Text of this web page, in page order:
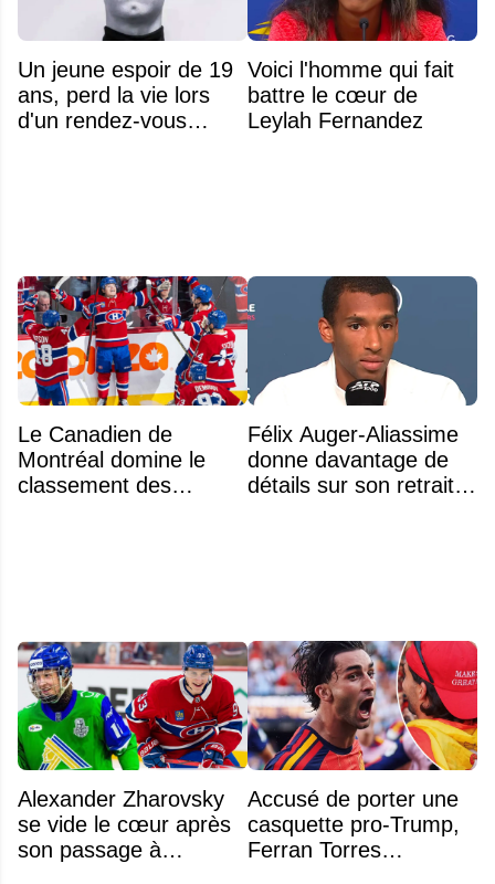
Un jeune espoir de 19
ans, perd la vie lors
d'un rendez-vous
Voici l'homme qui fait
battre le cœur de
Leylah Fernandez
Le Canadien de
Montréal domine le
classement des
Félix Auger-Aliassime
donne davantage de
détails sur son retrait
Alexander Zharovsky
se vide le cœur après
son passage à
Accusé de porter une
casquette pro-Trump,
Ferran Torres